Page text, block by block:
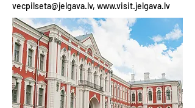
vecpilseta@jelgava.lv, www.visit.jelgava.lv